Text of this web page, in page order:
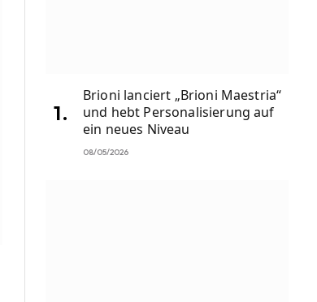
Brioni lanciert „Brioni Maestria“
und hebt Personalisierung auf
ein neues Niveau
08/05/2026